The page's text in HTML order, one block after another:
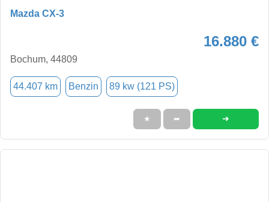
Mazda CX-3
16.880 €
Bochum, 44809
44.407 km Benzin 89 kw (121 PS)
★ ➦ ➜